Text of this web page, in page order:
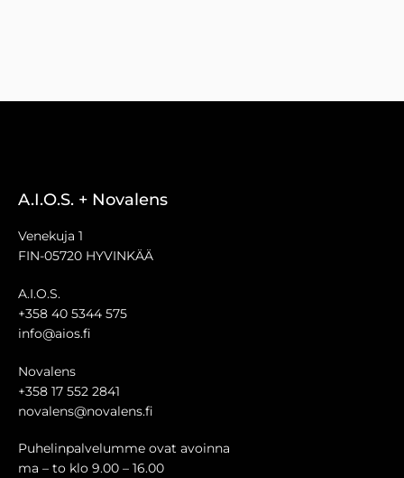
A.I.O.S. + Novalens
Venekuja 1
FIN-05720 HYVINKÄÄ
A.I.O.S.
+358 40 5344 575
info@aios.fi
Novalens
+358 17 552 2841
novalens@novalens.fi
Puhelinpalvelumme ovat avoinna
ma – to klo 9.00 – 16.00